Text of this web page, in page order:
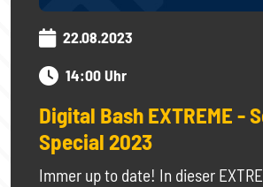
22.08.2023
14:00 Uhr
Digital Bash EXTREME -
Special 2023
Immer up to date! In dieser